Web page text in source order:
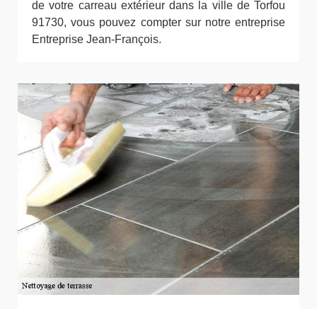
de votre carreau extérieur dans la ville de Torfou
91730, vous pouvez compter sur notre entreprise
Entreprise Jean-François.